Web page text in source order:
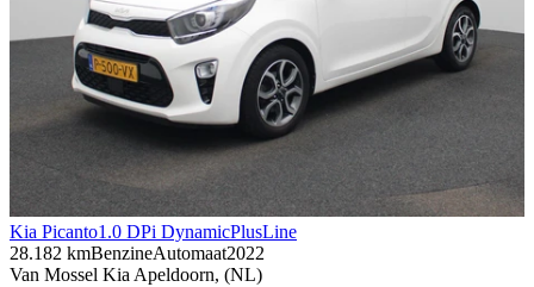
Kia Picanto1.0 DPi DynamicPlusLine
28.182 kmBenzineAutomaat2022
Van Mossel Kia Apeldoorn, (NL)